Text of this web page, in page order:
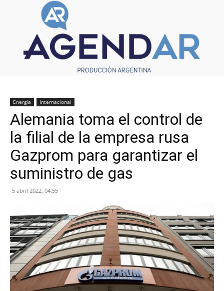
Energía Internacional
Alemania toma el control de
la filial de la empresa rusa
Gazprom para garantizar el
suministro de gas
5 abril 2022, 04:55